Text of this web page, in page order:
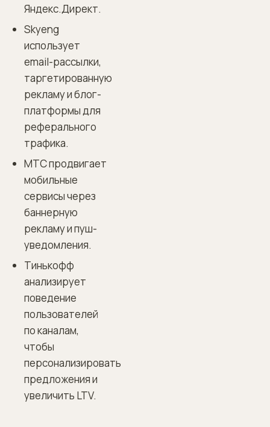
Яндекс.Директ.
Skyeng
использует
email-рассылки,
таргетированную
рекламу и блог-
платформы для
реферального
трафика.
МТС продвигает
мобильные
сервисы через
баннерную
рекламу и пуш-
уведомления.
Тинькофф
анализирует
поведение
пользователей
по каналам,
чтобы
персонализировать
предложения и
увеличить LTV.